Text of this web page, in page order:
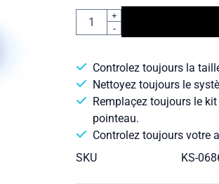
Quantité
+
-
Controlez toujours la
Nettoyez toujours le
Remplaçez toujours le
pointeau.
Controlez toujours votre
SKU
KS-